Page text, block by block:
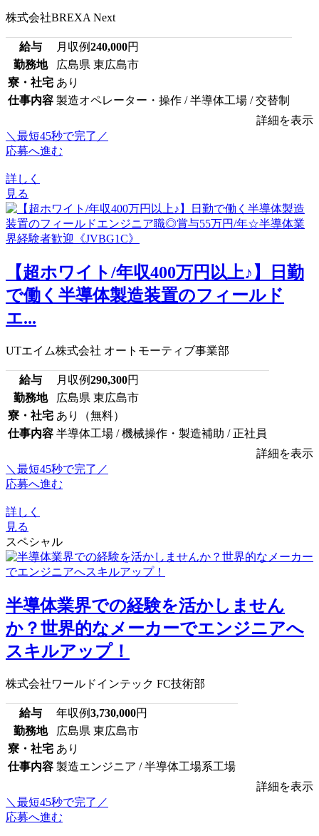
株式会社BREXA Next
給与 月収例240,000円
勤務地
広島県 東広島市
寮・社宅 あり
仕事内容 製造オペレーター・操作 / 半導体工場 / 交替制
詳細を表示
＼最短45秒で完了／
応募へ進む
詳しく
見る
【超ホワイト/年収400万円以上♪】日勤
で働く半導体製造装置のフィールド
エ...
UTエイム株式会社 オートモーティブ事業部
給与 月収例290,300円
勤務地
広島県 東広島市
寮・社宅 あり（無料）
仕事内容 半導体工場 / 機械操作・製造補助 / 正社員
詳細を表示
＼最短45秒で完了／
応募へ進む
詳しく
見る
スペシャル
半導体業界での経験を活かしません
か？世界的なメーカーでエンジニアへ
スキルアップ！
株式会社ワールドインテック FC技術部
給与 年収例3,730,000円
勤務地
広島県 東広島市
寮・社宅 あり
仕事内容 製造エンジニア / 半導体工場系工場
詳細を表示
＼最短45秒で完了／
応募へ進む